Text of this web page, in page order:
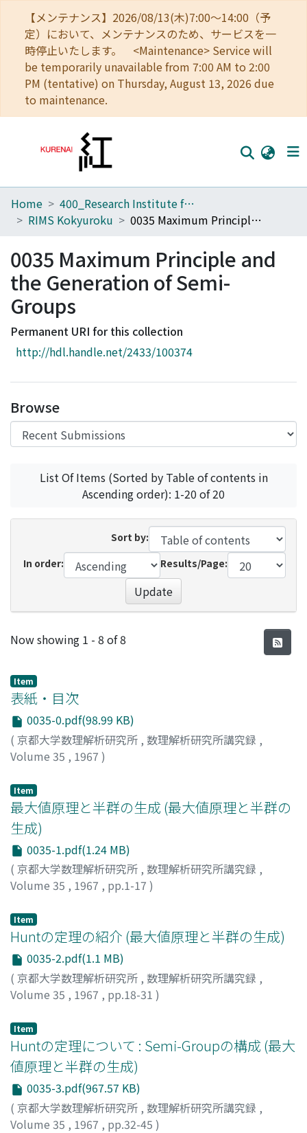
【メンテナンス】2026/08/13(木)7:00～14:00（予
定）において、メンテナンスのため、サービスを一
時停止いたします。 <Maintenance> Service will
be temporarily unavailable from 7:00 AM to 2:00
PM (tentative) on Thursday, August 13, 2026 due
to maintenance.
Home
Browse
Download Ranking
Access Statistics
Library Network
Home
400_Research Institute for Mathematical Sciences
RIMS Kokyuroku
0035 Maximum Principle and the Generation of Semi-Groups
0035 Maximum Principle and
the Generation of Semi-
Groups
Permanent URI for this collection
http://hdl.handle.net/2433/100374
Browse
List Of Items (Sorted by Table of contents in
Ascending order): 1-20 of 20
Sort by:
In order:
Results/Page:
Update
Recent Submissions
Now showing 1 - 8 of 8
Item
表紙・目次
0035-0.pdf(98.99 KB)
( 京都大学数理解析研究所 , 数理解析研究所講究録 ,
Volume 35 , 1967 )
Item
最大値原理と半群の生成 (最大値原理と半群の
生成)
0035-1.pdf(1.24 MB)
( 京都大学数理解析研究所 , 数理解析研究所講究録 ,
Volume 35 , 1967 , pp.1-17 )
Item
Huntの定理の紹介 (最大値原理と半群の生成)
0035-2.pdf(1.1 MB)
( 京都大学数理解析研究所 , 数理解析研究所講究録 ,
Volume 35 , 1967 , pp.18-31 )
Item
Huntの定理について : Semi-Groupの構成 (最大
値原理と半群の生成)
0035-3.pdf(967.57 KB)
( 京都大学数理解析研究所 , 数理解析研究所講究録 ,
Volume 35 , 1967 , pp.32-45 )